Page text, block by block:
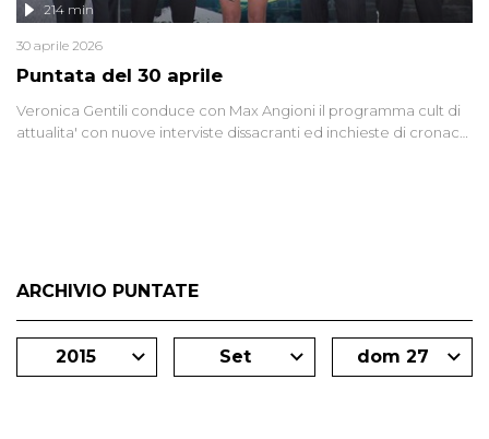
Puntata del 30 aprile
214 min
30 aprile 2026
Veronica Gentili conduce con Max Angioni il programma cult di
attualita' con nuove interviste dissacranti ed inchieste di cronaca
ARCHIVIO PUNTATE
2015 Set dom 27